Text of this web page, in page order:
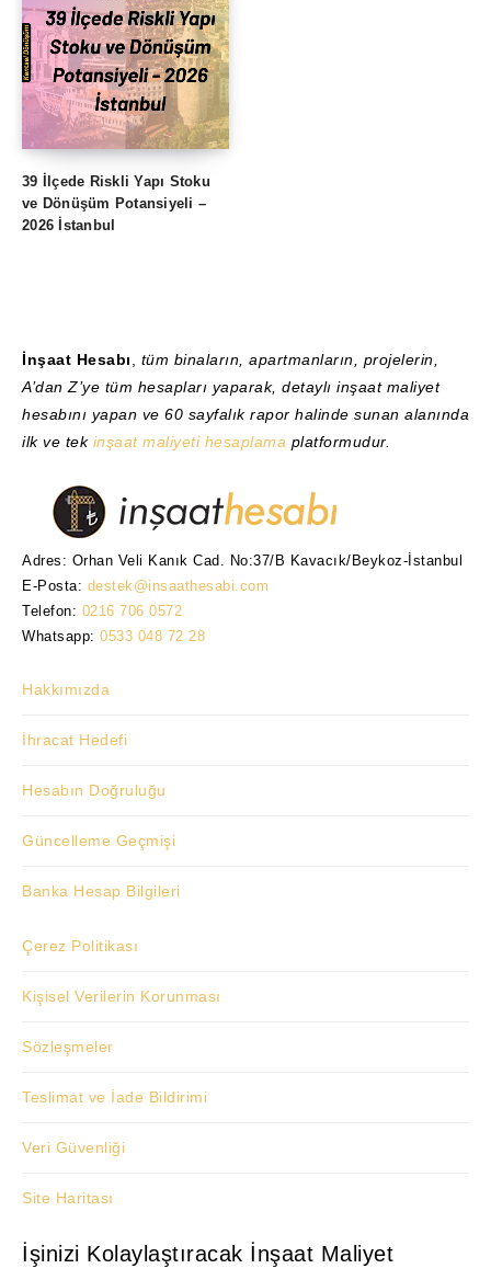
39 İlçede Riskli Yapı Stoku
ve Dönüşüm Potansiyeli –
2026 İstanbul
İnşaat Hesabı
tüm binaların, apartmanların, projelerin,
A’dan Z’ye tüm hesapları yaparak, detaylı inşaat maliyet
hesabını yapan ve 60 sayfalık rapor halinde sunan alanında
ilk ve tek inşaat maliyeti hesaplama platformudur.
Adres: Orhan Veli Kanık Cad. No:37/B Kavacık/Beykoz-İstanbul
E-Posta: destek@insaathesabi.com
Telefon: 0216 706 0572
Whatsapp: 0533 048 72 28
Hakkımızda
İhracat Hedefi
Hesabın Doğruluğu
Güncelleme Geçmişi
Banka Hesap Bilgileri
Çerez Politikası
Kişisel Verilerin Korunması
Sözleşmeler
Teslimat ve İade Bildirimi
Veri Güvenliği
Site Haritası
İşinizi Kolaylaştıracak İnşaat Maliyet